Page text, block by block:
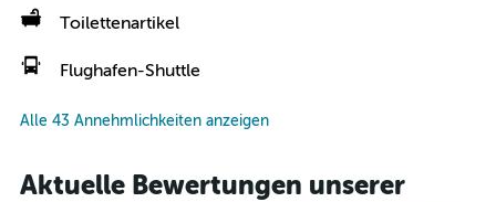
Toilettenartikel
Flughafen-Shuttle
Alle 43 Annehmlichkeiten anzeigen
Aktuelle Bewertungen unserer